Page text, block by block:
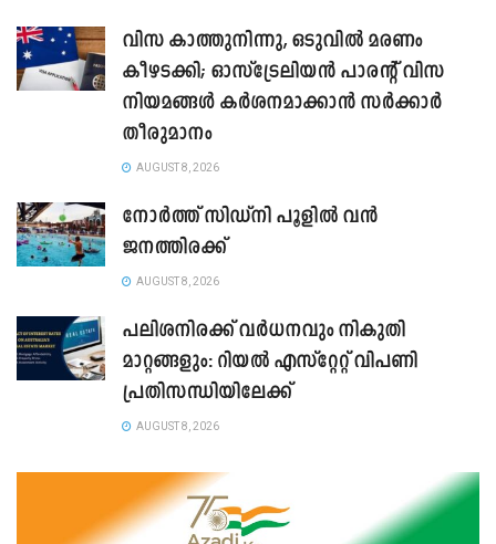
വിസ കാത്തുനിന്നു, ഒടുവിൽ മരണം
കീഴടക്കി; ഓസ്‌ട്രേലിയൻ പാരന്റ് വിസ
നിയമങ്ങൾ കർശനമാക്കാൻ സർക്കാർ
തീരുമാനം
AUGUST 8, 2026
നോർത്ത് സിഡ്നി പൂളിൽ വൻ
ജനത്തിരക്ക്
AUGUST 8, 2026
പലിശനിരക്ക് വർധനവും നികുതി
മാറ്റങ്ങളും: റിയൽ എസ്റ്റേറ്റ് വിപണി
പ്രതിസന്ധിയിലേക്ക്
AUGUST 8, 2026